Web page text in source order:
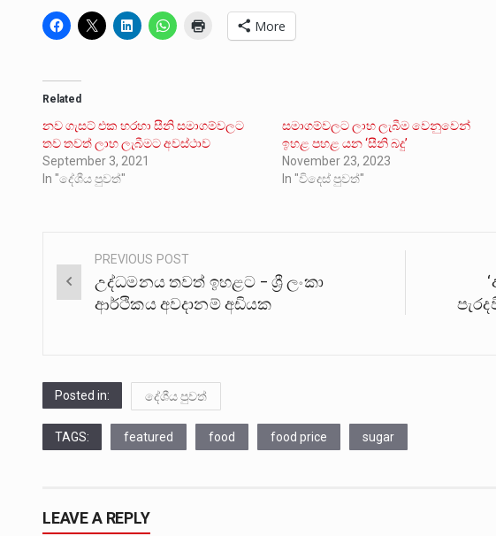
More
Related
නව ගැසට් එක හරහා සීනි සමාගම්වලට
තව තවත් ලාභ ලැබීමට අවස්ථාව
September 3, 2021
In "දේශීය පුවත්"
සමාගම්වලට ලාභ ලැබීම වෙනුවෙන්
ඉහළ පහළ යන ‘සීනි බදු’
November 23, 2023
In "විදෙස් පුවත්"
Post
navigation
PREVIOUS POST
උද්ධමනය තවත් ඉහළට – ශ්‍රී ලංකා
ආර්ථිකය අවදානම් අඩියක
Posted in: දේශීය පුවත්
TAGS: featured food food price sugar
LEAVE A REPLY